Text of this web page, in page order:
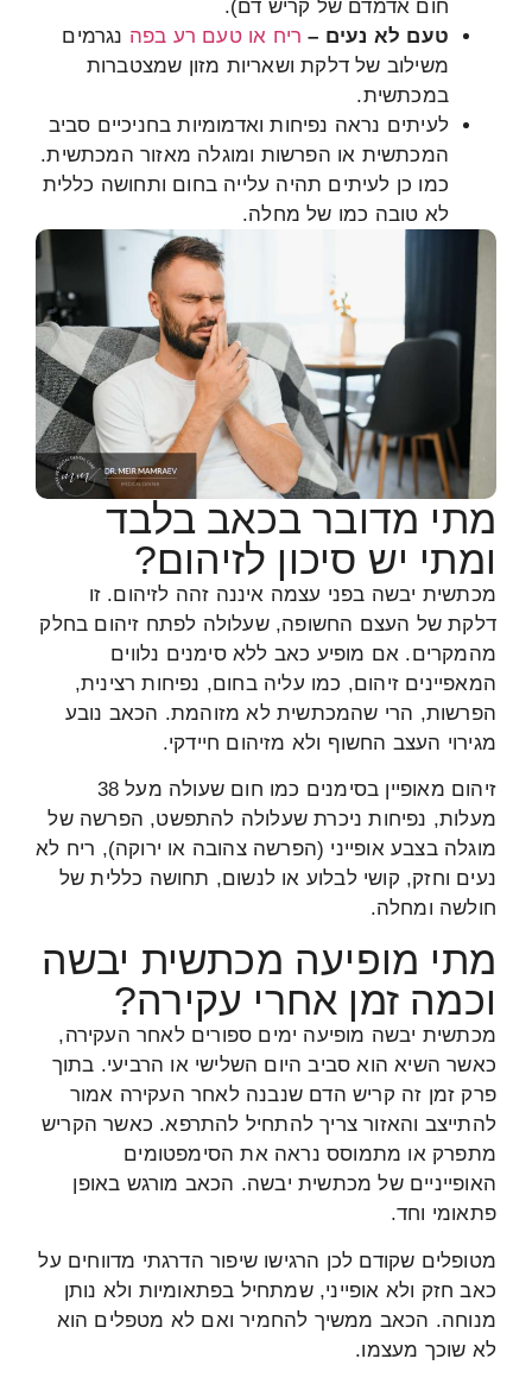
חום אדמדם של קריש דם).
טעם לא נעים – ריח או טעם רע בפה נגרמים
משילוב של דלקת ושאריות מזון שמצטברות
במכתשית.
לעיתים נראה נפיחות ואדמומיות בחניכיים סביב
המכתשית או הפרשות ומוגלה מאזור המכתשית.
כמו כן לעיתים תהיה עלייה בחום ותחושה כללית
לא טובה כמו של מחלה.
מתי מדובר בכאב בלבד
ומתי יש סיכון לזיהום?
מכתשית יבשה בפני עצמה איננה זהה לזיהום. זו
דלקת של העצם החשופה, שעלולה לפתח זיהום בחלק
מהמקרים. אם מופיע כאב ללא סימנים נלווים
המאפיינים זיהום, כמו עליה בחום, נפיחות רצינית,
הפרשות, הרי שהמכתשית לא מזוהמת. הכאב נובע
מגירוי העצב החשוף ולא מזיהום חיידקי.
זיהום מאופיין בסימנים כמו חום שעולה מעל 38
מעלות, נפיחות ניכרת שעלולה להתפשט, הפרשה של
מוגלה בצבע אופייני (הפרשה צהובה או ירוקה), ריח לא
נעים וחזק, קושי לבלוע או לנשום, תחושה כללית של
חולשה ומחלה.
מתי מופיעה מכתשית יבשה
וכמה זמן אחרי עקירה?
מכתשית יבשה מופיעה ימים ספורים לאחר העקירה,
כאשר השיא הוא סביב היום השלישי או הרביעי. בתוך
פרק זמן זה קריש הדם שנבנה לאחר העקירה אמור
להתייצב והאזור צריך להתחיל להתרפא. כאשר הקריש
מתפרק או מתמוסס נראה את הסימפטומים
האופייניים של מכתשית יבשה. הכאב מורגש באופן
פתאומי וחד.
מטופלים שקודם לכן הרגישו שיפור הדרגתי מדווחים על
כאב חזק ולא אופייני, שמתחיל בפתאומיות ולא נותן
מנוחה. הכאב ממשיך להחמיר ואם לא מטפלים הוא
לא שוכך מעצמו.